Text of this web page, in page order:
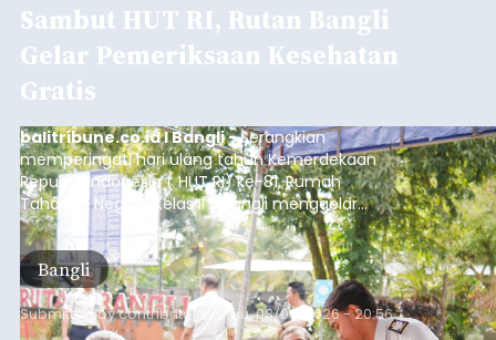
Sambut HUT RI, Rutan Bangli
Gelar Pemeriksaan Kesehatan
Gratis
balitribune.co.id I Bangli -Serangkian
memperingati hari ulang tahun Kemerdekaan
Republik Indonesia ( HUT RI) ke-81, Rumah
Tahanan Negara Kelas II B Bangli menggelar
kegiatan pemeriksaan kesehatan gratis, Rabu
(6/8/2026).
Bangli
Submitted bycontributor Thu, 08/06/2026 - 20:56